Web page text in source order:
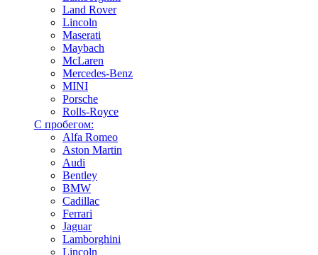
Land Rover
Lincoln
Maserati
Maybach
McLaren
Mercedes-Benz
MINI
Porsche
Rolls-Royce
С пробегом:
Alfa Romeo
Aston Martin
Audi
Bentley
BMW
Cadillac
Ferrari
Jaguar
Lamborghini
Lincoln